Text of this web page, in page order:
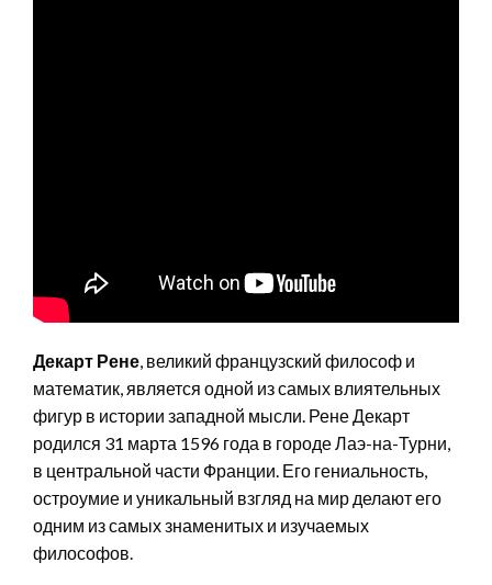
Декарт Рене, великий французский философ и
математик, является одной из самых влиятельных
фигур в истории западной мысли. Рене Декарт
родился 31 марта 1596 года в городе Лаэ-на-Турни,
в центральной части Франции. Его гениальность,
остроумие и уникальный взгляд на мир делают его
одним из самых знаменитых и изучаемых
философов.